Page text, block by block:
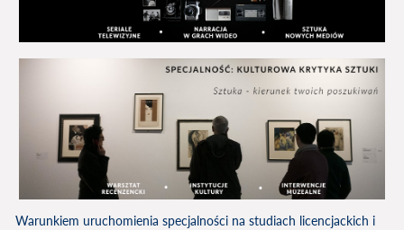
Warunkiem uruchomienia specjalności na studiach licencjackich i